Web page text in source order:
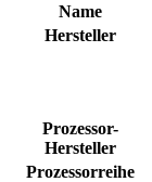
Name
Hersteller
Prozessor-
Hersteller
Prozessorreihe